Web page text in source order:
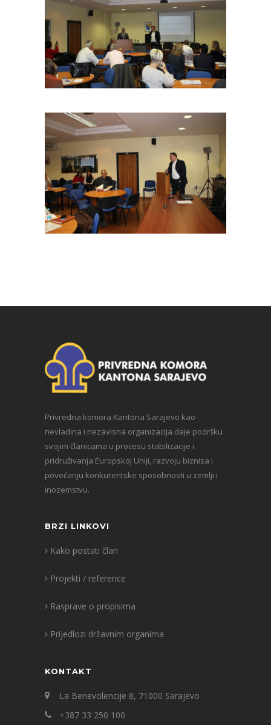
Privredna komora Kantona Sarajevo kao
nevladina i nezavisna organizacija daje podršku
svojim članicama u procesu stabilizacije i
pridruživanja Europskoj Uniji, razvoju biznisa i
povećanju konkurentske sposobnosti u zemlji i
inozemstvu.
BRZI LINKOVI
Kako postati član
Projekti / reference
Rasprave o propisima
Prijedlozi državnim organima
KONTAKT
La Benevolencije 8, 71000 Sarajevo
+387 33 250 100